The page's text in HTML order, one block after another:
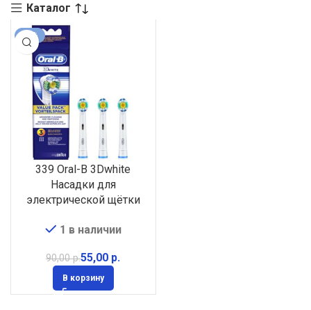
Каталог
-39%
339 Oral-B 3Dwhite
Насадки для
электрической щётки
1 в наличии
90,00р.55,00 р.
В корзину